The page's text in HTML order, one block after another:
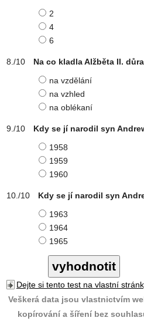
2
4
6
Na co kladla Alžběta II.
na vzdělání
na vzhled
na oblékaní
Kdy se jí narodil syn
1958
1959
1960
Kdy se jí narodil syn
1963
1964
1965
Dejte si tento test na vlastní
Veškerá data jsou vlastnictvím
kopírování a šíření bez